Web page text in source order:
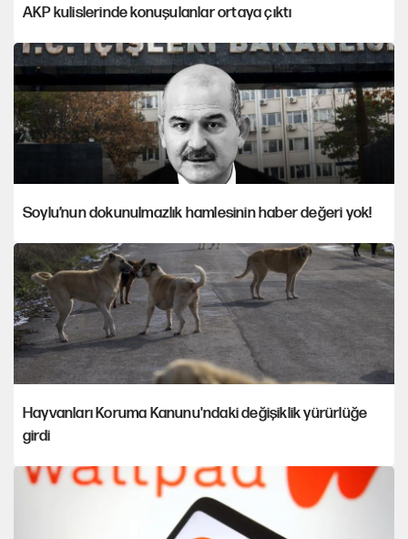
AKP kulislerinde konuşulanlar ortaya çıktı
Soylu’nun dokunulmazlık hamlesinin haber değeri yok!
Hayvanları Koruma Kanunu'ndaki değişiklik yürürlüğe
girdi